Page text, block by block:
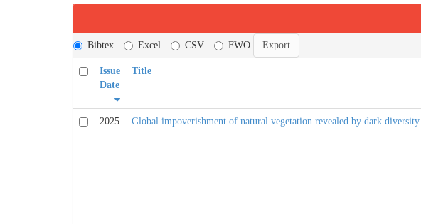
Bibtex Excel CSV FWO
Issue
Date
Title
2025 Global impoverishment of natural vegetation revealed by dark diversity